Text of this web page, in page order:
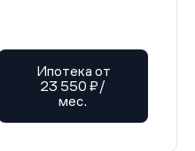
Ипотека от
23 550 ₽/
мес.